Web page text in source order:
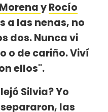
MorenayRocío
a las nenas, no
dos. Nunca vi
o de cariño. Viví
ellos".
Silvia? Yo
las